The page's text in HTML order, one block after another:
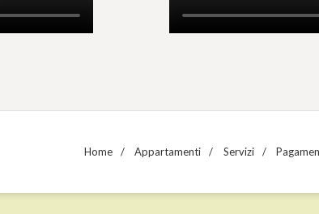
Home Appartamenti Servizi